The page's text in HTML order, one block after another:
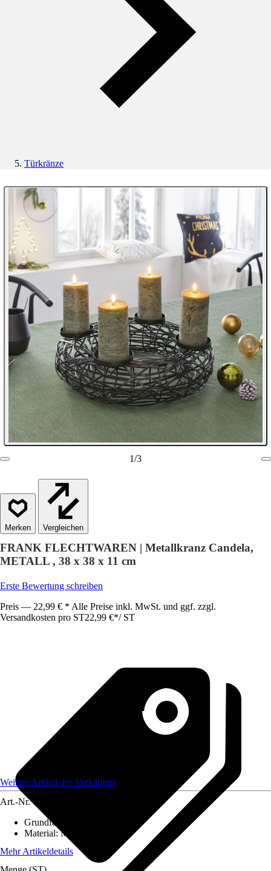
Türkränze
1/3
Vergleichen
FRANK FLECHTWAREN | Metallkranz Candela,
METALL , 38 x 38 x 11 cm
Erste Bewertung schreiben
Preis — 22,99 € * Alle Preise inkl. MwSt. und ggf. zzgl.
Versandkosten pro ST22,99 €*/ ST
Weitere Artikel des Verkäufers
Art.-Nr. 12583920
Grundfarbe
Material:Metall
Mehr Artikeldetails